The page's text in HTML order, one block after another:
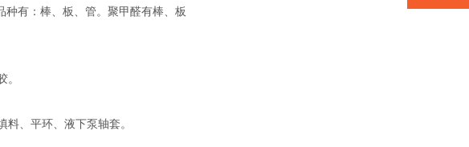
有：棒、板、管。聚甲醛有棒、板
、平环、液下泵轴套。